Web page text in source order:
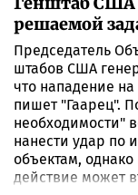
решаемой
Председатель
штабов США
что нападение
пишет "Гаарец".
необходимости"
нанести удар по
объектам,
действие может